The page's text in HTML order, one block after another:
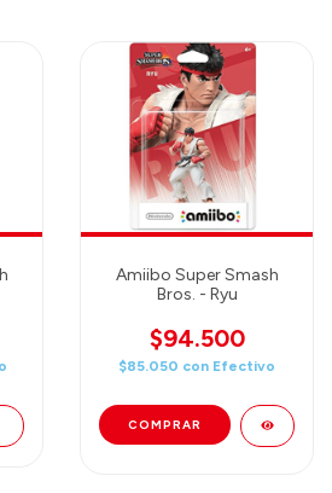
Amiibo Super Smash
Bros. - Ryu
$94.500
$85.050 con Efectivo